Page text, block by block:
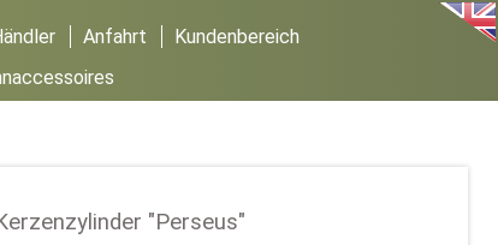
Anfahrt
Kundenbereich
"Perseus"